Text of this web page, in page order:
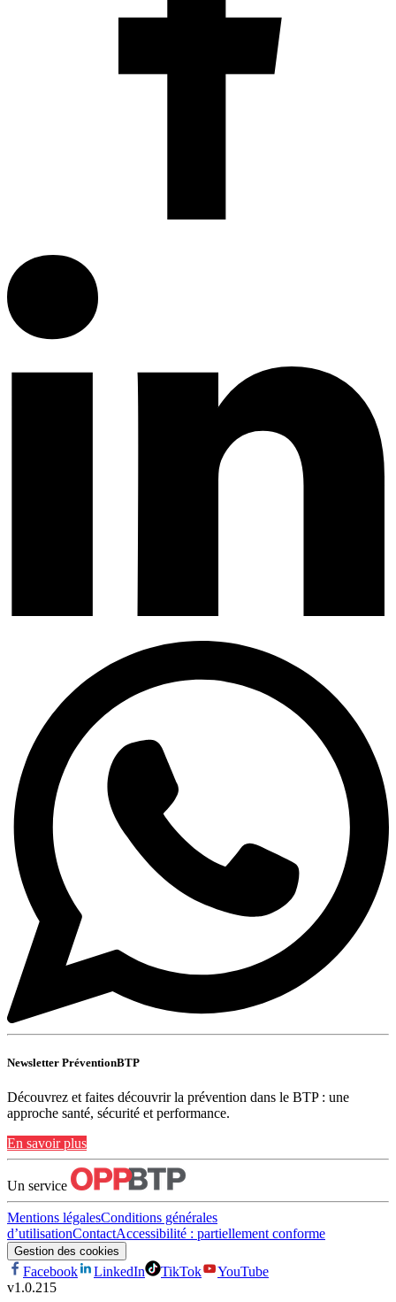
Newsletter PréventionBTP
Découvrez et faites découvrir la prévention dans le BTP : une
approche santé, sécurité et performance.
En savoir plus
Un service
Mentions légalesConditions générales
d’utilisationContactAccessibilité : partiellement conforme
Gestion des cookies
Facebook LinkedIn TikTok
YouTube
v1.0.215